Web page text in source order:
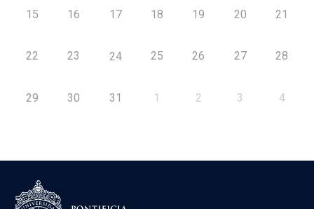
15 16 17 18 19 20 21
22 23 24 25 26 27 28
29 30 31 1 2 3 4